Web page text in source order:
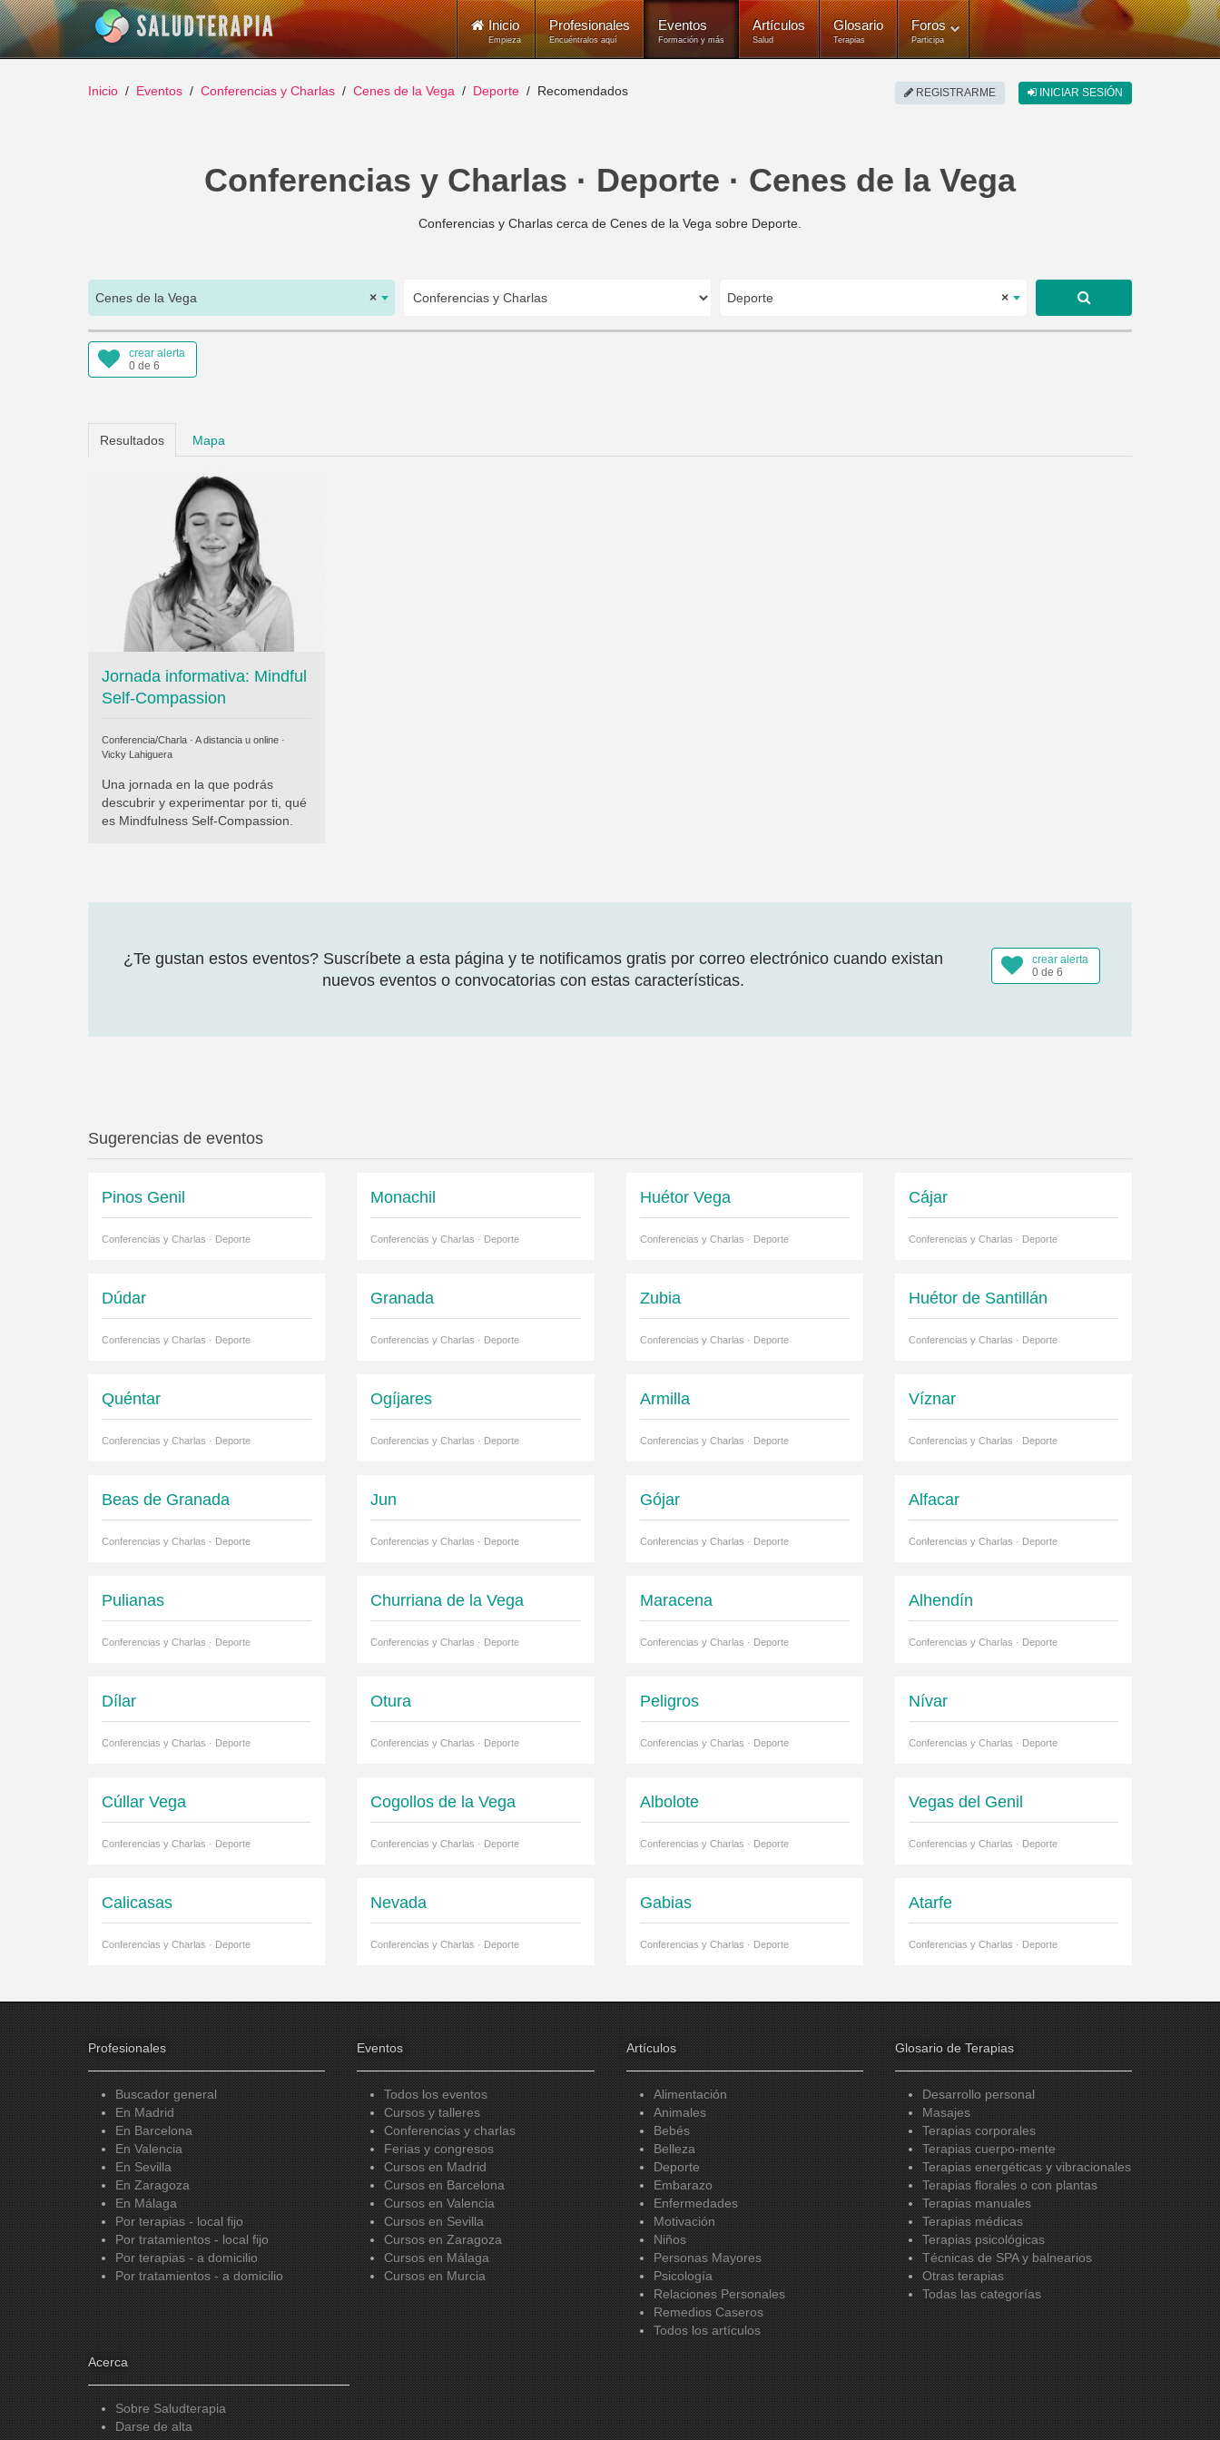
Inicio
Empieza
Profesionales
Encuéntralos aquí
Eventos
Formación y más
Artículos
Salud
Glosario
Terapias
Foros
Participa
REGISTRARME INICIAR SESIÓN
Inicio Eventos Conferencias y Charlas Cenes de la Vega Deporte Recomendados
Conferencias y Charlas · Deporte · Cenes de la Vega
Conferencias y Charlas cerca de Cenes de la Vega sobre Deporte.
×
Cenes de la Vega ×
Deporte
crear alerta
0 de 6
Resultados Mapa
Jornada informativa: Mindful
Self-Compassion
Conferencia/Charla · A distancia u online ·
Vicky Lahiguera
Una jornada en la que podrás
descubrir y experimentar por ti, qué
es Mindfulness Self-Compassion.
crear alerta
0 de 6
¿Te gustan estos eventos? Suscríbete a esta página y te notificamos gratis por correo electrónico cuando existan
nuevos eventos o convocatorias con estas características.
Sugerencias de eventos
Pinos Genil
Conferencias y Charlas · Deporte
Monachil
Conferencias y Charlas · Deporte
Huétor Vega
Conferencias y Charlas · Deporte
Cájar
Conferencias y Charlas · Deporte
Dúdar
Conferencias y Charlas · Deporte
Granada
Conferencias y Charlas · Deporte
Zubia
Conferencias y Charlas · Deporte
Huétor de Santillán
Conferencias y Charlas · Deporte
Quéntar
Conferencias y Charlas · Deporte
Ogíjares
Conferencias y Charlas · Deporte
Armilla
Conferencias y Charlas · Deporte
Víznar
Conferencias y Charlas · Deporte
Beas de Granada
Conferencias y Charlas · Deporte
Jun
Conferencias y Charlas · Deporte
Gójar
Conferencias y Charlas · Deporte
Alfacar
Conferencias y Charlas · Deporte
Pulianas
Conferencias y Charlas · Deporte
Churriana de la Vega
Conferencias y Charlas · Deporte
Maracena
Conferencias y Charlas · Deporte
Alhendín
Conferencias y Charlas · Deporte
Dílar
Conferencias y Charlas · Deporte
Otura
Conferencias y Charlas · Deporte
Peligros
Conferencias y Charlas · Deporte
Nívar
Conferencias y Charlas · Deporte
Cúllar Vega
Conferencias y Charlas · Deporte
Cogollos de la Vega
Conferencias y Charlas · Deporte
Albolote
Conferencias y Charlas · Deporte
Vegas del Genil
Conferencias y Charlas · Deporte
Calicasas
Conferencias y Charlas · Deporte
Nevada
Conferencias y Charlas · Deporte
Gabias
Conferencias y Charlas · Deporte
Atarfe
Conferencias y Charlas · Deporte
Profesionales
Buscador general
En Madrid
En Barcelona
En Valencia
En Sevilla
En Zaragoza
En Málaga
Por terapias - local fijo
Por tratamientos - local fijo
Por terapias - a domicilio
Por tratamientos - a domicilio
Eventos
Todos los eventos
Cursos y talleres
Conferencias y charlas
Ferias y congresos
Cursos en Madrid
Cursos en Barcelona
Cursos en Valencia
Cursos en Sevilla
Cursos en Zaragoza
Cursos en Málaga
Cursos en Murcia
Artículos
Alimentación
Animales
Bebés
Belleza
Deporte
Embarazo
Enfermedades
Motivación
Niños
Personas Mayores
Psicología
Relaciones Personales
Remedios Caseros
Todos los artículos
Glosario de Terapias
Desarrollo personal
Masajes
Terapias corporales
Terapias cuerpo-mente
Terapias energéticas y vibracionales
Terapias florales o con plantas
Terapias manuales
Terapias médicas
Terapias psicológicas
Técnicas de SPA y balnearios
Otras terapias
Todas las categorías
Acerca
Sobre Saludterapia
Darse de alta